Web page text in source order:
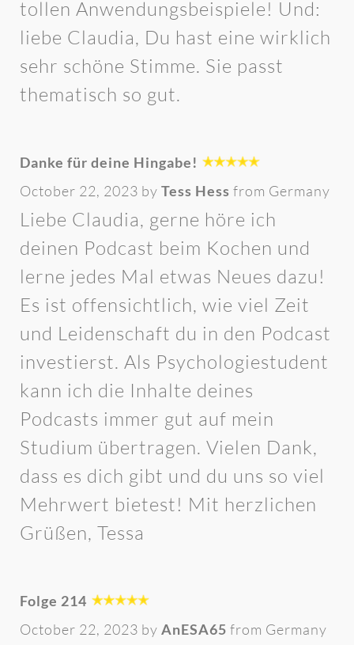
tollen Anwendungsbeispiele! Und:
liebe Claudia, Du hast eine wirklich
sehr schöne Stimme. Sie passt
thematisch so gut.
Danke für deine Hingabe!
October 22, 2023 by Tess Hess from Germany
Liebe Claudia, gerne höre ich
deinen Podcast beim Kochen und
lerne jedes Mal etwas Neues dazu!
Es ist offensichtlich, wie viel Zeit
und Leidenschaft du in den Podcast
investierst. Als Psychologiestudent
kann ich die Inhalte deines
Podcasts immer gut auf mein
Studium übertragen. Vielen Dank,
dass es dich gibt und du uns so viel
Mehrwert bietest! Mit herzlichen
Grüßen, Tessa
Folge 214
October 22, 2023 by AnESA65 from Germany